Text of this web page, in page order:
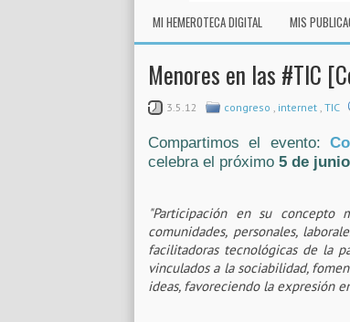
MI HEMEROTECA DIGITAL MIS
Menores en las #TIC
3.5.12 congreso , internet , TIC
Compartimos el evento:
celebra el próximo 5 de
"Participación en su concepto
comunidades, personales,
facilitadoras tecnológicas de la
vinculados a la sociabilidad,
ideas, favoreciendo la expresión